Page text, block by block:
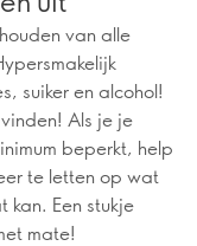
van alle
suiker en alcohol!
Als je je
beperkt, help
te letten op wat
kan. Een stukje
mate!